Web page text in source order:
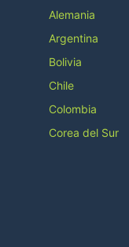
Alemania
Argentina
Bolivia
Chile
Colombia
Corea del Sur